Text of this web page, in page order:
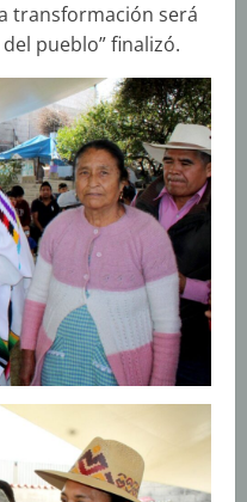
transformación será
pueblo” finalizó.